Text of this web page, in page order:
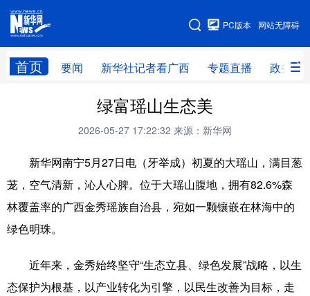
网站无障碍
PC版本
首页 要闻 新华社记者看广西 专题直播 政务信
网站地图
新华社记者 专题直播
图片新闻 壮美广西
新华网导航
国际 财经 网评 港澳
绿富瑶山生态美
2026-05-27 17:22:32 来源：新华网
新华网南宁5月27日电（牙举成）初夏的大瑶山，满目葱
茏，空气清新，沁人心脾。位于大瑶山腹地，拥有82.6%森
林覆盖率的广西金秀瑶族自治县，宛如一颗镶嵌在林海中的
绿色明珠。
近年来，金秀始终坚守“生态立县、绿色发展”战略，以生
态保护为根基，以产业转化为引擎，以民生改善为目标，走